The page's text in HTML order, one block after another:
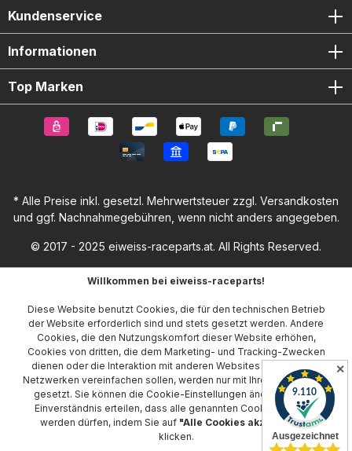
Kundenservice
Informationen
Top Marken
* Alle Preise inkl. gesetzl. Mehrwertsteuer zzgl. Versandkosten
und ggf. Nachnahmegebühren, wenn nicht anders angegeben.
© 2017 - 2025 eiweiss-raceparts.at. All Rights Reserved.
Willkommen bei eiweiss-raceparts!
Diese Website benutzt Cookies, die für den technischen Betrieb
der Website erforderlich sind und stets gesetzt werden. Andere
Cookies, die den Nutzungskomfort dieser Website erhöhen,
Cookies von dritten, die dem Marketing- und Tracking-Zwecken
dienen oder die Interaktion mit anderen Websites und sozialen
Netzwerken vereinfachen sollen, werden nur mit Ihrer Zustimmung
gesetzt. Sie können die Cookie-Einstellungen ändern oder Ihr
Einverständnis erteilen, dass alle genannten Cookies gesetzt
werden dürfen, indem Sie auf "Alle Cookies akzeptieren"
klicken.
✕